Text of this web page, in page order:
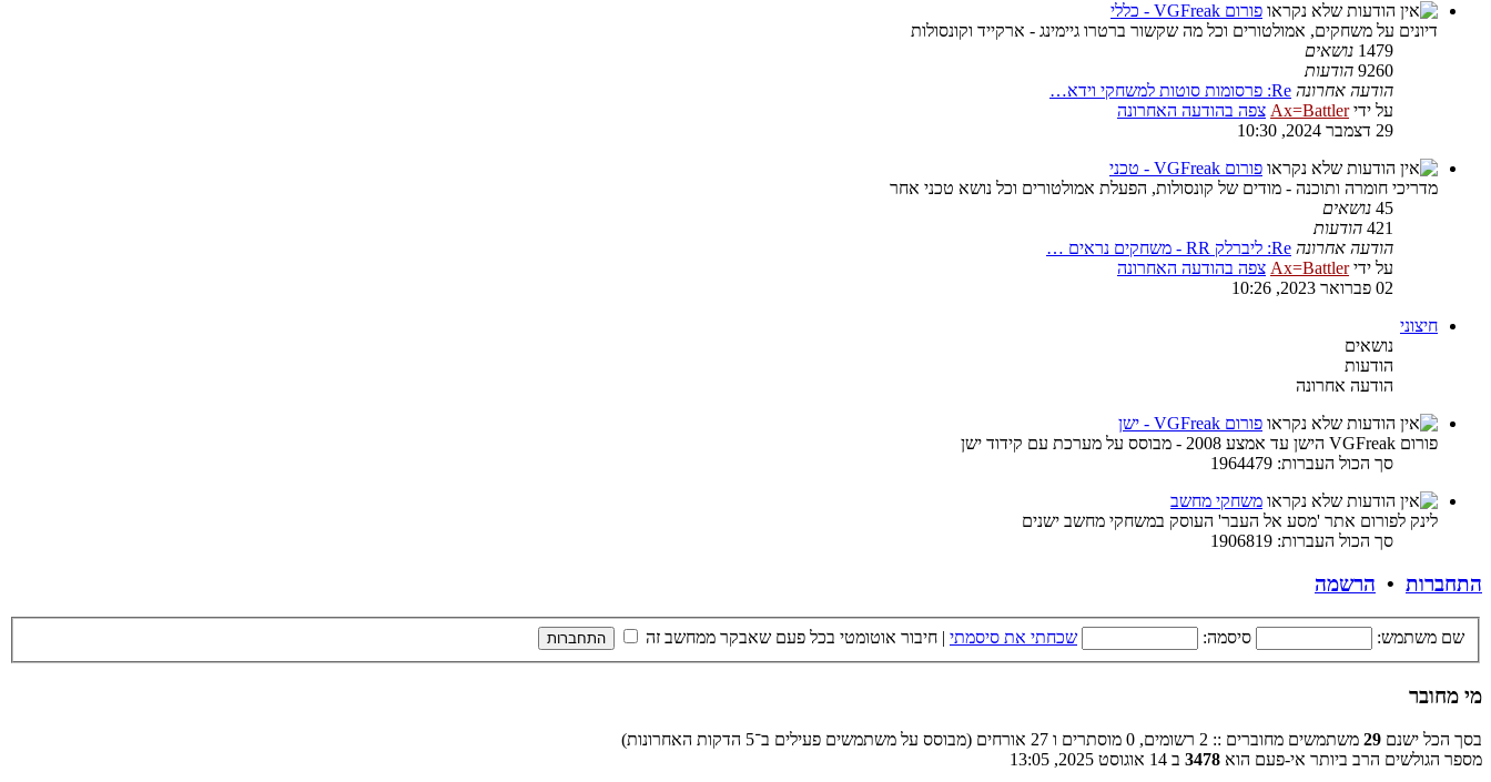
פורום VGFreak - כללי
דיונים על משחקים, אמולטורים וכל מה שקשור ברטרו גיימינג - ארקייד וקונסולות
1479 נושאים
9260 הודעות
הודעה אחרונה Re: פרסומות סוטות למשחקי וידא…
על ידיAx=Battler צפה בהודעה האחרונה
29 דצמבר 2024, 10:30
פורום VGFreak - טכני
מדריכי חומרה ותוכנה - מודים של קונסולות, הפעלת אמולטורים וכל נושא טכני אחר
45 נושאים
421 הודעות
הודעה אחרונה Re: ליברלק RR - משחקים נראים …
על ידיAx=Battler צפה בהודעה האחרונה
02 פברואר 2023, 10:26
חיצוני
נושאים
הודעות
הודעה אחרונה
פורום VGFreak - ישן
פורום VGFreak הישן עד אמצע 2008 - מבוסס על מערכת עם קידוד ישן
סך הכול העברות: 1964479
משחקי מחשב
לינק לפורום אתר 'מסע אל העבר' העוסק במשחקי מחשב ישנים
סך הכול העברות: 1906819
התחברות • הרשמה
שם משתמש: סיסמה: שכחתי את סיסמתי | חיבור אוטומטי בכל פעם שאבקר ממחשב זה
מי מחובר
בסך הכל ישנם 29 משתמשים מחוברים :: 2 רשומים, 0 מוסתרים ו 27 אורחים (מבוסס על משתמשים פעילים ב־5 הדקות האחרונות)
מספר הגולשים הרב ביותר אי-פעם הוא 3478 ב 14 אוגוסט 2025, 13:05